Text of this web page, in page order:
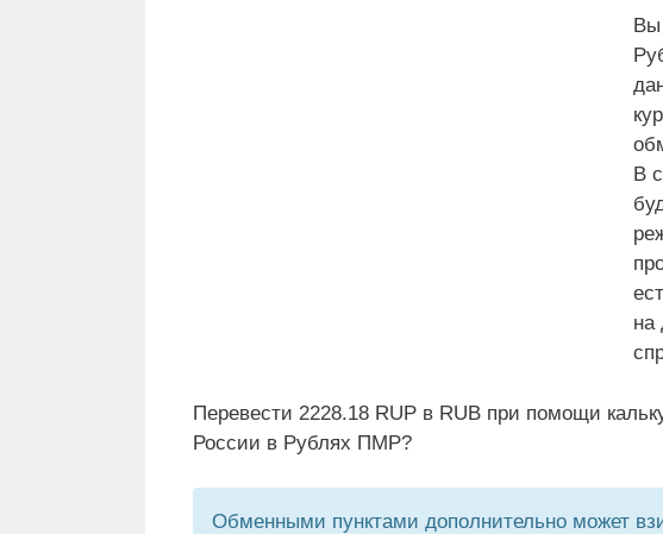
Вы
В
на
Перевести 2228.18 RUP в RUB при помощи
России в Рублях ПМР?
Обменными пунктами дополнительно может